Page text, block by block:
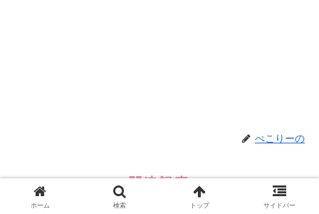
ぺこりーの
関連記事
ホーム 検索 トップ サイドバー